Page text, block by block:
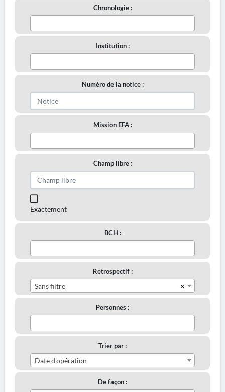
Chronologie :
Institution :
Numéro de la notice :
Mission EFA :
Champ libre :
Exactement
BCH :
Retrospectif :
×
Sans filtre
Personnes :
Trier par :
Date d'opération
De façon :